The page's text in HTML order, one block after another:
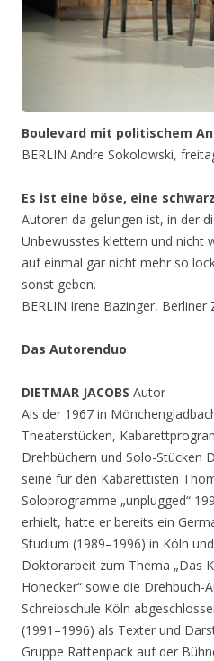
Boulevard mit politischem
BERLIN Andre Sokolowski,
Es ist eine böse, eine
Autoren da gelungen ist, in der
Unbewusstes klettern und nicht
auf einmal gar nicht mehr so
sonst geben.
BERLIN Irene Bazinger, Berliner
Das Autorenduo
DIETMAR JACOBS Autor
Als der 1967 in
Theaterstücken,
Drehbüchern und Solo-Stücken
seine für den Kabarettisten
Soloprogramme „unplugged“
erhielt, hatte er bereits ein
Studium (1989–1996) in Köln
Doktorarbeit zum Thema „Das
Honecker“ sowie die Drehbuch-
Schreibschule Köln
(1991–1996) als Texter und
Gruppe Rattenpack auf der